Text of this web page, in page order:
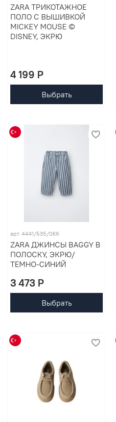
ZARA ТРИКОТАЖНОЕ
ПОЛО С ВЫШИВКОЙ
MICKEY MOUSE ©
DISNEY, ЭКРЮ
4 199 P
Выбрать
арт. 4441/535/066
ZARA ДЖИНСЫ BAGGY В
ПОЛОСКУ, ЭКРЮ/
ТЕМНО-СИНИЙ
3 473 P
Выбрать